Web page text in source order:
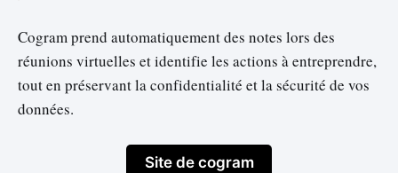
‍Cogram prend automatiquement des notes lors des
réunions virtuelles et identifie les actions à entreprendre,
tout en préservant la confidentialité et la sécurité de vos
données.‍
Site de cogram